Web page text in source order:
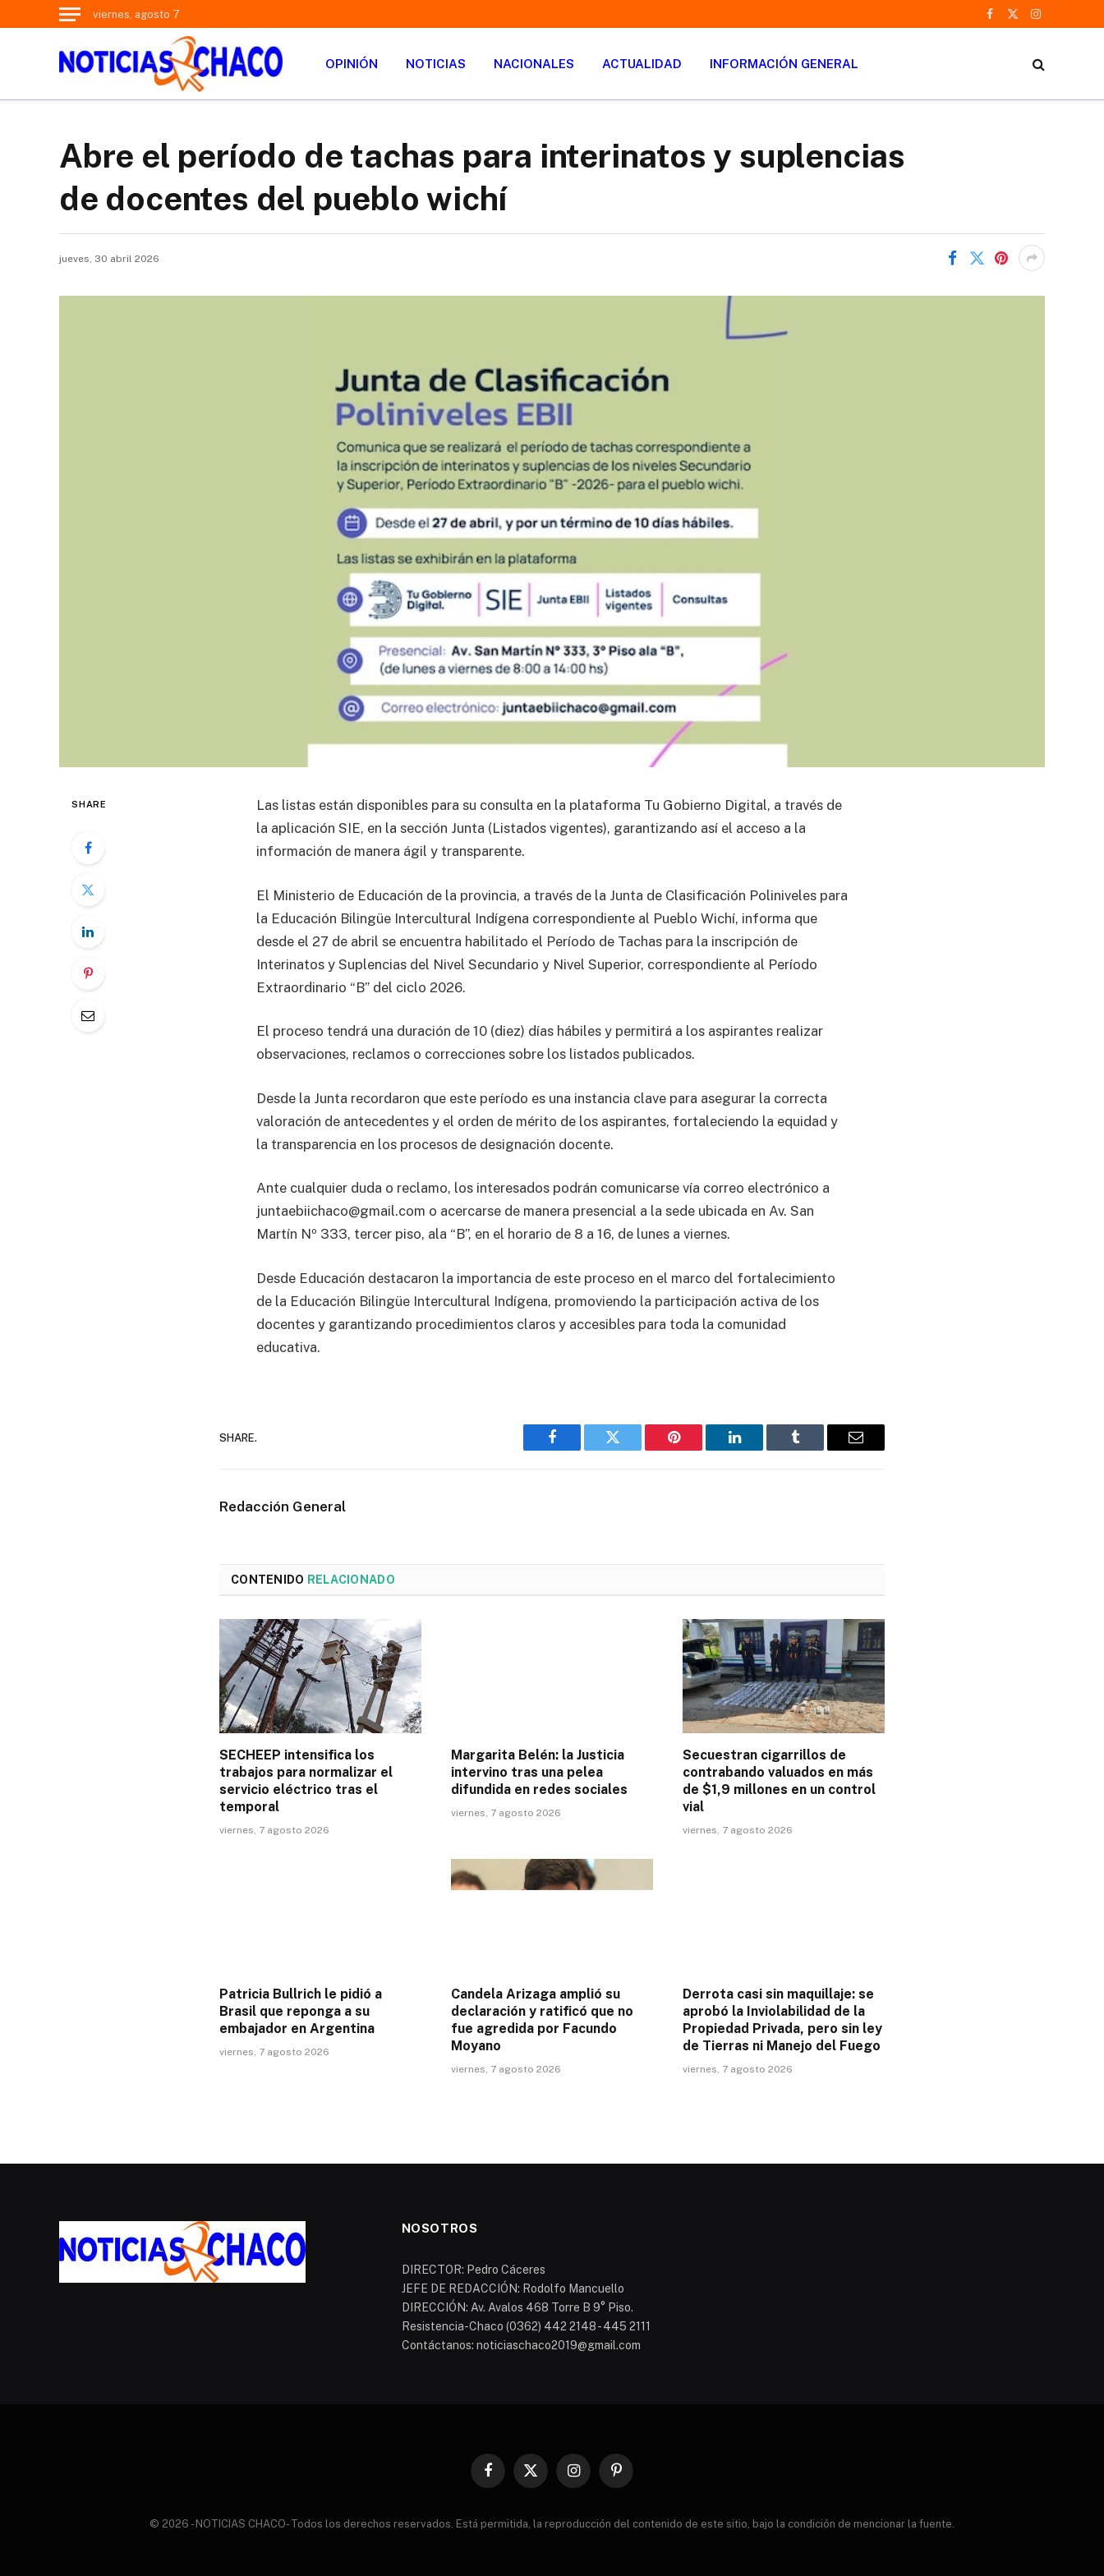
viernes, agosto 7
Facebook
X
Instagram
OPINIÓN NOTICIAS NACIONALES ACTUALIDAD INFORMACIÓN GENERAL
Abre el período de tachas para interinatos y suplencias
de docentes del pueblo wichí
jueves, 30 abril 2026
SHARE
Las listas están disponibles para su consulta en la plataforma Tu Gobierno Digital, a través de
la aplicación SIE, en la sección Junta (Listados vigentes), garantizando así el acceso a la
información de manera ágil y transparente.
El Ministerio de Educación de la provincia, a través de la Junta de Clasificación Poliniveles para
la Educación Bilingüe Intercultural Indígena correspondiente al Pueblo Wichí, informa que
desde el 27 de abril se encuentra habilitado el Período de Tachas para la inscripción de
Interinatos y Suplencias del Nivel Secundario y Nivel Superior, correspondiente al Período
Extraordinario “B” del ciclo 2026.
El proceso tendrá una duración de 10 (diez) días hábiles y permitirá a los aspirantes realizar
observaciones, reclamos o correcciones sobre los listados publicados.
Desde la Junta recordaron que este período es una instancia clave para asegurar la correcta
valoración de antecedentes y el orden de mérito de los aspirantes, fortaleciendo la equidad y
la transparencia en los procesos de designación docente.
Ante cualquier duda o reclamo, los interesados podrán comunicarse vía correo electrónico a
juntaebiichaco@gmail.com o acercarse de manera presencial a la sede ubicada en Av. San
Martín Nº 333, tercer piso, ala “B”, en el horario de 8 a 16, de lunes a viernes.
Desde Educación destacaron la importancia de este proceso en el marco del fortalecimiento
de la Educación Bilingüe Intercultural Indígena, promoviendo la participación activa de los
docentes y garantizando procedimientos claros y accesibles para toda la comunidad
educativa.
SHARE.
Facebook Twitter Pinterest LinkedIn Tumblr Email
Redacción General
CONTENIDO RELACIONADO
SECHEEP intensifica los
trabajos para normalizar el
servicio eléctrico tras el
temporal
viernes, 7 agosto 2026
Margarita Belén: la Justicia
intervino tras una pelea
difundida en redes sociales
viernes, 7 agosto 2026
Secuestran cigarrillos de
contrabando valuados en más
de $1,9 millones en un control
vial
viernes, 7 agosto 2026
Patricia Bullrich le pidió a
Brasil que reponga a su
embajador en Argentina
viernes, 7 agosto 2026
Candela Arizaga amplió su
declaración y ratificó que no
fue agredida por Facundo
Moyano
viernes, 7 agosto 2026
Derrota casi sin maquillaje: se
aprobó la Inviolabilidad de la
Propiedad Privada, pero sin ley
de Tierras ni Manejo del Fuego
viernes, 7 agosto 2026
NOSOTROS
DIRECTOR: Pedro Cáceres
JEFE DE REDACCIÓN: Rodolfo Mancuello
DIRECCIÓN: Av. Avalos 468 Torre B 9° Piso.
Resistencia-Chaco (0362) 442 2148 - 445 2111
Contáctanos: noticiaschaco2019@gmail.com
Facebook
X
InstagramPinterest
© 2026 - NOTICIAS CHACO- Todos los derechos reservados. Está permitida, la reproducción del contenido de este sitio, bajo la condición de mencionar la fuente.